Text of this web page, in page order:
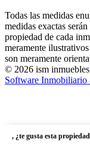
, ¿te gusta esta
Todas las medidas
medidas exactas
propiedad de cada
meramente
son meramente
© 2026 ism
Software